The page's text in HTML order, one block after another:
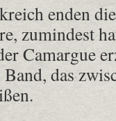
enden
zumindest
Camargue
das